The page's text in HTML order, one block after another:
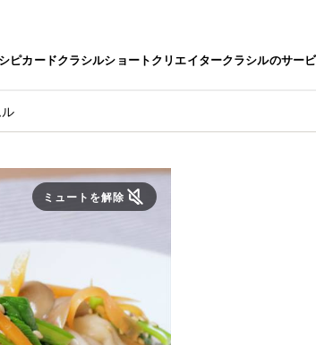
ピカードクラシルショートクリエイタークラシルのサー
ミュートを解除